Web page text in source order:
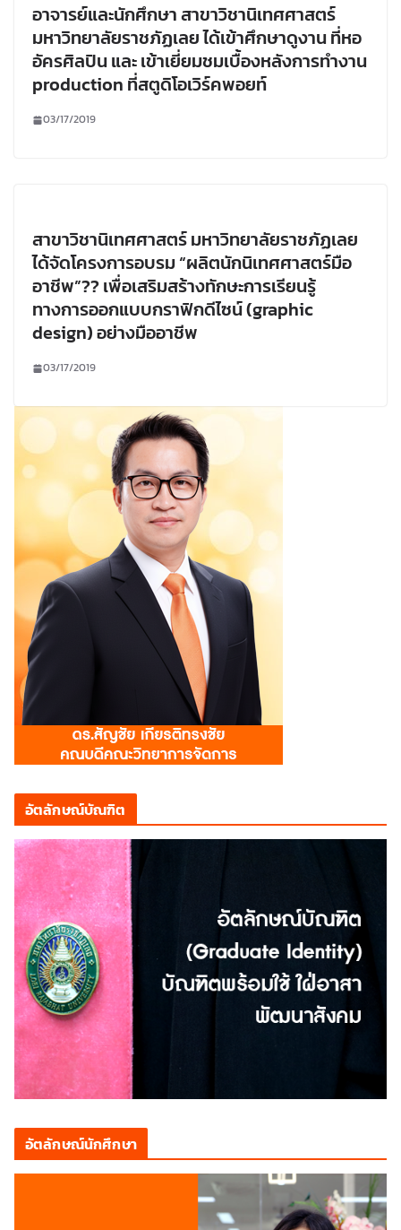
อาจารย์และนักศึกษา สาขาวิชานิเทศศาสตร์
มหาวิทยาลัยราชภัฏเลย ได้เข้าศึกษาดูงาน ที่หอ
อัครศิลปิน และ เข้าเยี่ยมชมเบื้องหลังการทำงาน
production ที่สตูดิโอเวิร์คพอยท์
03/17/2019
สาขาวิชานิเทศศาสตร์ มหาวิทยาลัยราชภัฏเลย
ได้จัดโครงการอบรม “ผลิตนักนิเทศศาสตร์มือ
อาชีพ”?? เพื่อเสริมสร้างทักษะการเรียนรู้
ทางการออกแบบกราฟิกดีไซน์ (graphic
design) อย่างมืออาชีพ
03/17/2019
อัตลักษณ์บัณฑิต
อัตลักษณ์นักศึกษา